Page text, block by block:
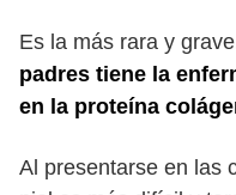
Es la más rara y
padres tiene la
en la proteína
Al presentarse en las